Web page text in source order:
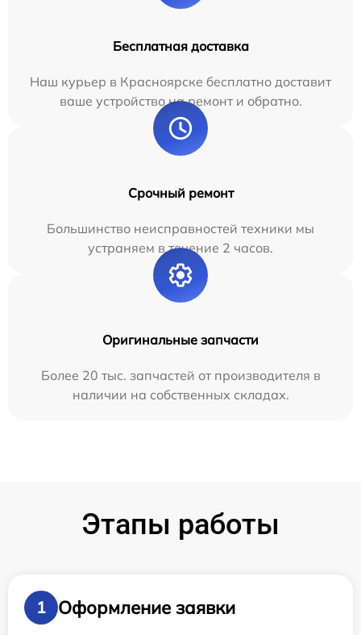
Бесплатная доставка
Наш курьер в Красноярске бесплатно доставит
ваше устройство на ремонт и обратно.
Срочный ремонт
Большинство неисправностей техники мы
устраняем в течение 2 часов.
Оригинальные запчасти
Более 20 тыс. запчастей от производителя в
наличии на собственных складах.
Этапы работы
1
Оформление заявки